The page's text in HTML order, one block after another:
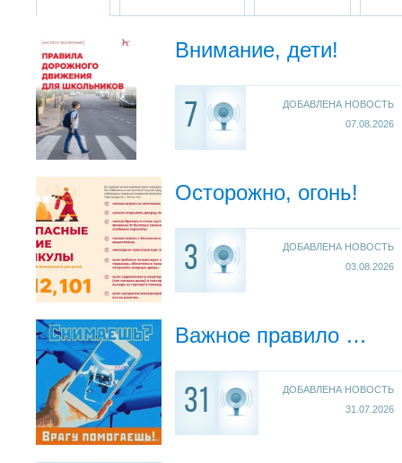
Внимание, дети!
7
ДОБАВЛЕНА НОВОСТЬ
07.08.2026
Осторожно, огонь!
3
ДОБАВЛЕНА НОВОСТЬ
03.08.2026
Важное правило безопасности!
31
ДОБАВЛЕНА НОВОСТЬ
31.07.2026